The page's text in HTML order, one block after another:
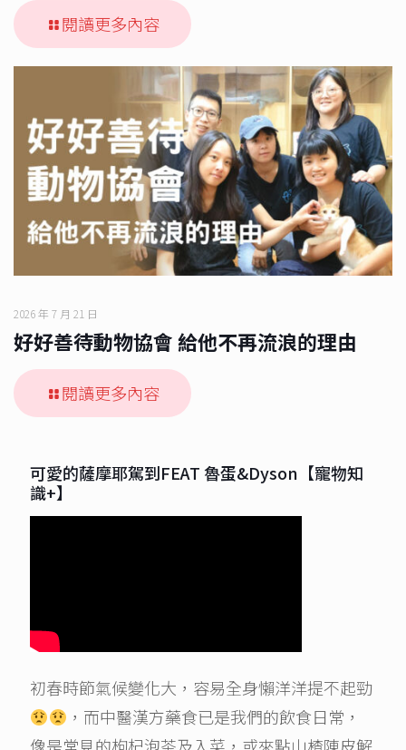
閱讀更多內容
2026 年 7 月 21 日
好好善待動物協會 給他不再流浪的理由
閱讀更多內容
可愛的薩摩耶駕到FEAT 魯蛋&Dyson【寵物知
識+】
初春時節氣候變化大，容易全身懶洋洋提不起勁
，而中醫漢方藥食已是我們的飲食日常，